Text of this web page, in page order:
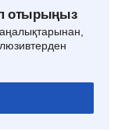
отырыңыз